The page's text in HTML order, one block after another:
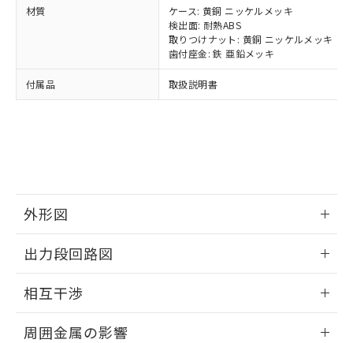
材質
ケース: 黄銅 ニッケルメッキ
検出面: 耐熱ABS
取りつけナット: 黄銅 ニッケルメッキ
歯付座金: 鉄 亜鉛メッキ
付属品 取扱説明書
外形図
外形図
出力段回路図
出力段回路図
相互干渉
周囲金属の影響
在庫状況および標準価格結果を当社の
事前の承諾なく第三者に漏洩または開
示しないようお願いします。
マイパーツ機能（部品リスト作成サー
ビス）をご利用いただくには、I-Web
メンバーズにご登録されている必要が
あります。
の共同利用に関して"
の「1.共同利
用者の範囲」に記載されている法人を
指します。
部品在庫の切り替え状況などにより、予定
月が前後することがあります。
EU RoHS指令（10物質）の非含有証明書
51物質の非含有証明書（当社基準）
※本証明書は発行日時点で非含有を証明す
るもので、過去に遡って非含有を証明する
また、RoHS指令のフタル酸エステル類４
物質の対応では、対応完了までの期間は出
荷製品に未対応品が混在することから備考
「ｅ」：有害物質（10物質）のすべてが基
準値以下であることを示します。
「10」：通常の使用状況下において有害物
質が外部に漏えいし、環境に深刻な影響を
及ぼさない年数を意味します。
「－」：未確認です。当社販売部門へお問
場合は、上記1、2および3の内容を当
該第三者に通知します。また当社は、
販売先および販売に係わる関係者が違
法に輸出するおそれがある場合は、取
り引きをいたしません。
認ください)
受注生産機種、また在庫状況の
情報を公開していない機種